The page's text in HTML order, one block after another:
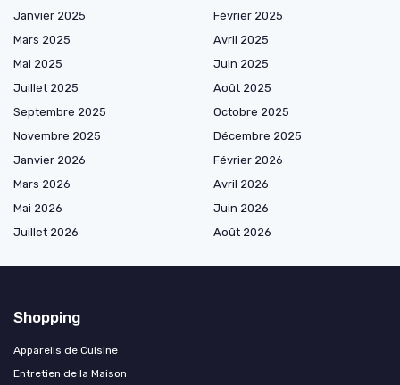
Janvier 2025
Février 2025
Mars 2025
Avril 2025
Mai 2025
Juin 2025
Juillet 2025
Août 2025
Septembre 2025
Octobre 2025
Novembre 2025
Décembre 2025
Janvier 2026
Février 2026
Mars 2026
Avril 2026
Mai 2026
Juin 2026
Juillet 2026
Août 2026
Shopping
Appareils de Cuisine
Entretien de la Maison